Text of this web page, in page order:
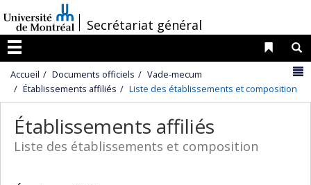
au
contenu
/
Secrétariat général
Menu
Liens
Accueil Documents officiels
Vade-mecum
Établissements affiliés
Liste des établissements et composition
Établissements affiliés
Liste des établissements et composition